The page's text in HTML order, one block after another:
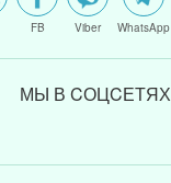
FB Viber WhatsApp
МЫ В CОЦCЕТЯХ